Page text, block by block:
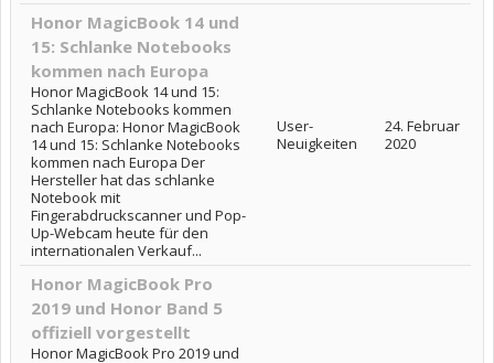
Honor MagicBook 14 und
15: Schlanke Notebooks
kommen nach Europa
Honor MagicBook 14 und 15:
Schlanke Notebooks kommen
nach Europa: Honor MagicBook
14 und 15: Schlanke Notebooks
kommen nach Europa Der
Hersteller hat das schlanke
Notebook mit
Fingerabdruckscanner und Pop-
Up-Webcam heute für den
internationalen Verkauf...
User-
Neuigkeiten
24. Februar
2020
Honor MagicBook Pro
2019 und Honor Band 5
offiziell vorgestellt
Honor MagicBook Pro 2019 und